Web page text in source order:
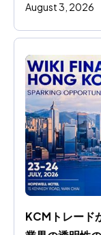
August 3, 2026
KCMトレード